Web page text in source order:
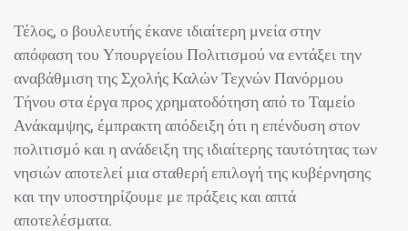
Τέλος, ο βουλευτής έκανε ιδιαίτερη μνεία στην
απόφαση του Υπουργείου Πολιτισμού να εντάξει την
αναβάθμιση της Σχολής Καλών Τεχνών Πανόρμου
Τήνου στα έργα προς χρηματοδότηση από το Ταμείο
Ανάκαμψης, έμπρακτη απόδειξη ότι η επένδυση στον
πολιτισμό και η ανάδειξη της ιδιαίτερης ταυτότητας των
νησιών αποτελεί μια σταθερή επιλογή της κυβέρνησης
και την υποστηρίζουμε με πράξεις και απτά
αποτελέσματα.